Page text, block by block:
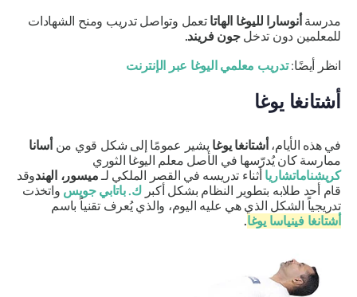
مدرسةأنوسارا لليوغا الهاتاتعمل وتواصل تدريب ومنح الشهادات
للمعلمين دون تدخل جون فريند.
انظر أيضًا:تدريب معلمي اليوغا عبر الإنترنت
أشتانغا يوغا
في هذه الأيام،أشتانغا يوغايشير عمومًا إلى شكل قوي منأسانا
ممارسة كان يُدرّسها في الأصل معلم اليوغا الثوري
كريشناماتشاريا أثناء تدريسه في القصر الملكي لـميسور، الهندوقد
قام أحد طلابه بتطوير النظام بشكل أكبرك. باتابي جويسواتخذت
تدريجياً الشكل الذي هي عليه اليوم، والذي يُعرف تقنياً باسم
أشتانغا فينياسا يوغا.